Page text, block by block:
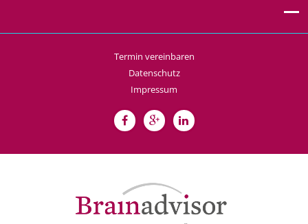
Termin vereinbaren
Datenschutz
Impressum